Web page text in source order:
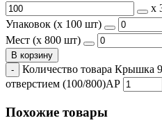
х
Упаковок (x 100 шт)
Мест (x 800 шт)
В корзину
Количество товара Крышка
отверстием (100/800)АР
Похожие товары